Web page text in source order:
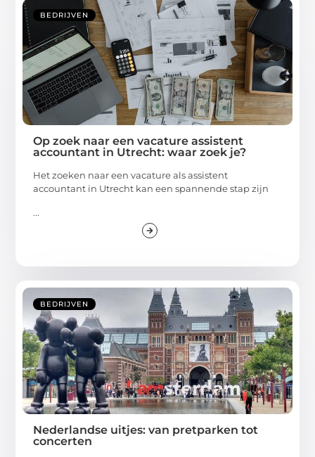
BEDRIJVEN
Op zoek naar een vacature assistent
accountant in Utrecht: waar zoek je?
Het zoeken naar een vacature als assistent
accountant in Utrecht kan een spannende stap zijn
...
BEDRIJVEN
Nederlandse uitjes: van pretparken tot
concerten